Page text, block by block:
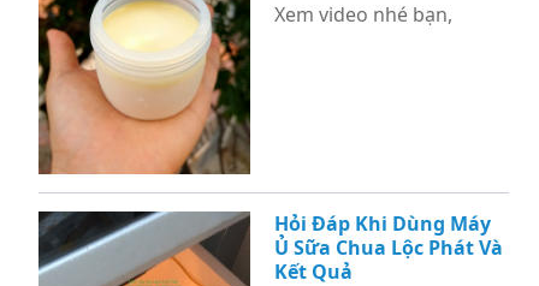
Xem video nhé bạn,
Hỏi Đáp Khi Dùng Máy
Ủ Sữa Chua Lộc Phát Và
Kết Quả